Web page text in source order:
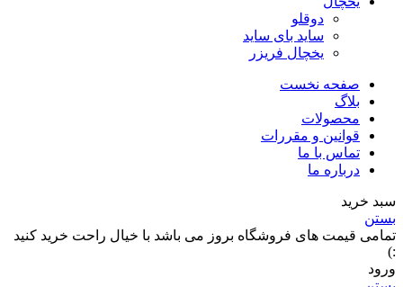
دوقلو
ساید بای ساید
یخچال فریزر
صفحه نخست
بلاگ
محصولات
قوانین و مقررات
تماس با ما
درباره ما
سبد خرید
بستن
تمامی قیمت های فروشگاه بروز می باشد با خیال راحت خرید کنید
:)
ورود